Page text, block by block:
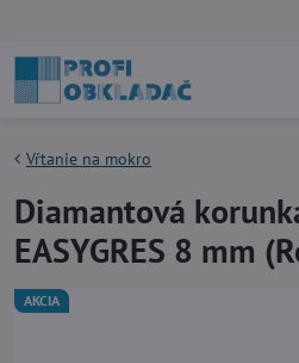
AKCIA
Vŕtanie na mokro
Diamantová
EASYGRES 8 mm